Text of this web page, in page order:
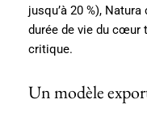
jusqu’à 20 %),
durée de vie du cœur
critique.
Un modèle